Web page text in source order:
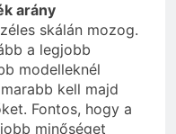
arány
skálán mozog.
a legjobb
modelleknél
kell majd
Fontos, hogy a
minőséget